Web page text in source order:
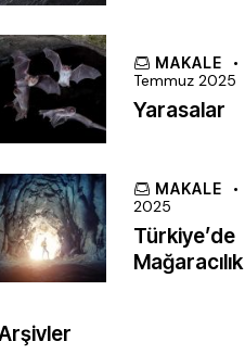
MAKALE
Temmuz 2025
Yarasalar
MAKALE
2025
Türkiye’de
Mağaracılık